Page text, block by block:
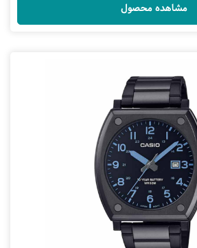
مشاهده محصول